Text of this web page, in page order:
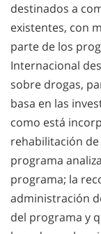
destinados a
existentes, con
parte de los
Internacional
sobre drogas,
basa en las
como está
rehabilitación
programa
programa; la
administración
del programa y